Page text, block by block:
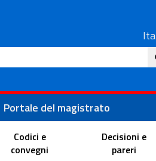
Ita
Portale del magistrato
Codici e
convegni
Decisioni e
pareri